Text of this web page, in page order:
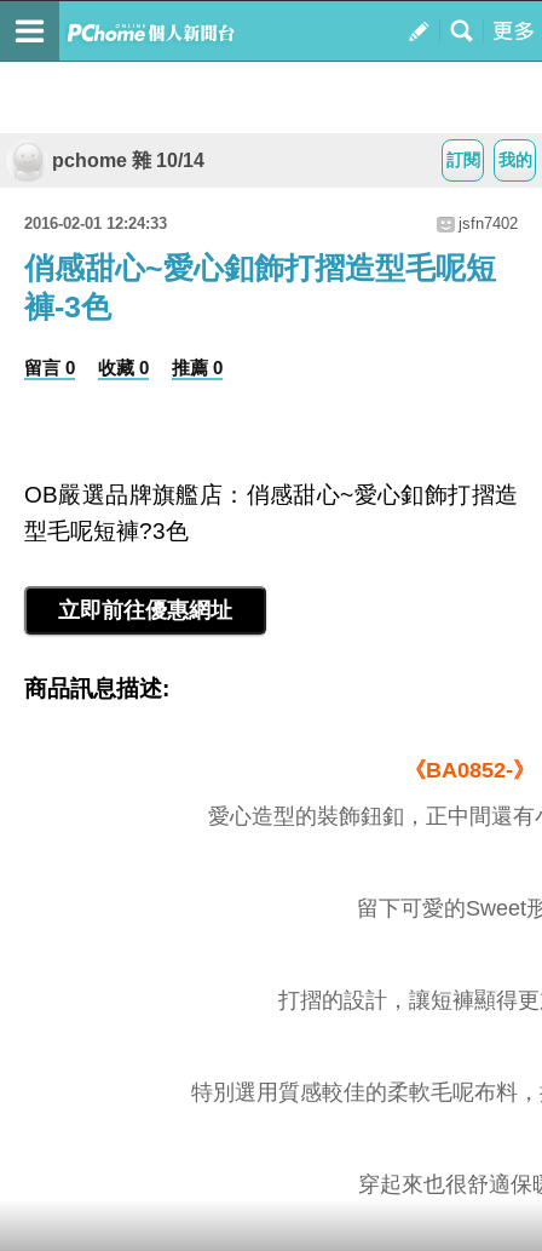
我的
訂閱
pchome 雜 10/14
2016-02-01 12:24:33 jsfn7402
俏感甜心~愛心釦飾打摺造型毛呢短
褲-3色
留言 0 收藏 0 推薦 0
OB嚴選品牌旗艦店：俏感甜心~愛心釦飾打摺造
型毛呢短褲?3色
商品訊息描述:
《BA0852-》
愛心造型的裝飾鈕釦，正中間還
留下可愛的Sweet
打摺的設計，讓短褲顯得
特別選用質感較佳的柔軟毛呢布料
穿起來也很舒適保